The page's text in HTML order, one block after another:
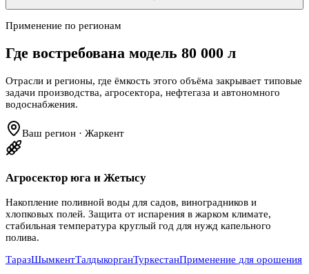
Применение по регионам
Где востребована модель 80 000 л
Отрасли и регионы, где ёмкость этого объёма закрывает типовые
задачи производства, агросектора, нефтегаза и автономного
водоснабжения.
Ваш регион · Жаркент
Агросектор юга и Жетысу
Накопление поливной воды для садов, виноградников и
хлопковых полей. Защита от испарения в жарком климате,
стабильная температура круглый год для нужд капельного
полива.
ТаразШымкентТалдыкорганТуркестанПрименение для орошения